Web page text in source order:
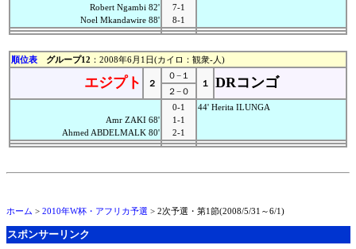
Robert Ngambi 82'
Noel Mkandawire 88'
7-1
8-1
順位表 グループ12 ：2008年6月1日(カイロ：観衆-人)
エジプト ２
０−１
１
DRコンゴ
２−０
Amr ZAKI 68'
Ahmed ABDELMALK 80'
0-1
1-1
2-1
44' Herita ILUNGA
ホーム > 2010年W杯・アフリカ予選 > 2次予選・第1節(2008/5/31～6/1)
スポンサーリンク